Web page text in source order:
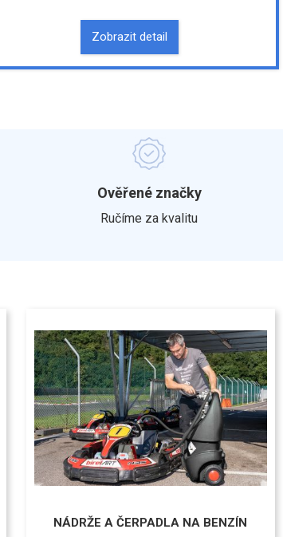
Zobrazit detail
Ověřené značky
Ručíme za kvalitu
NÁDRŽE A ČERPADLA NA BENZÍN